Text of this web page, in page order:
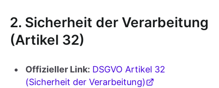
2. Sicherheit der Verarbeitung
(Artikel 32)
Offizieller Link: DSGVO Artikel 32
(Sicherheit der Verarbeitung)